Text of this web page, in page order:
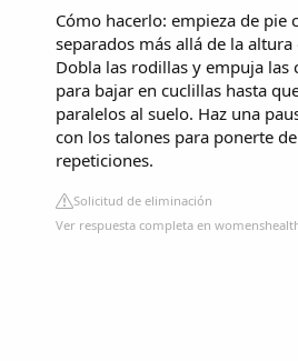
Cómo hacerlo: empieza de pie
separados más allá de la
Dobla las rodillas y empuja las
para bajar en cuclillas hasta
paralelos al suelo. Haz una
con los talones para ponerte
repeticiones.
Solicitud de eliminación
Ver respuesta completa en